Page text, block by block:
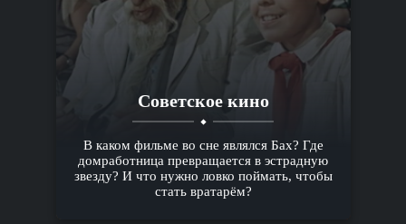
Советское кино
В каком фильме во сне являлся Бах? Где
домработница превращается в эстрадную
звезду? И что нужно ловко поймать, чтобы
стать вратарём?